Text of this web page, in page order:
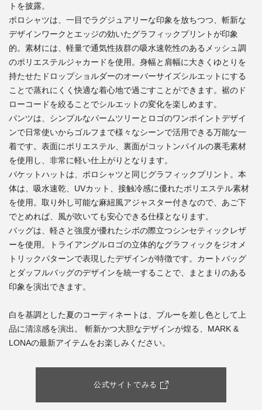
トを披露。
ポロシャツは、一目でラグジュアリーな印象を放ちつつ、斬新な
デザインワークとエッジの効いたグラフィックプリントが印象
的。素材には、軽量で通気性抜群の吸水速乾性のあるメッシュ調
のポリエステルジャカードを使用。身幅と肩幅に大きくゆとりを
持たせたドロップショルダーのオーバーサイズシルエットにする
ことで蒸れにくく快適な着心地で過ごすことができます。裾のド
ローコードを絞ることでシルエットの変化を楽しめます。
パンツは、シンプルなパームツリーとロゴのワンポイントデザイ
ンで日常使いからゴルフまで様々なシーンで活用できる万能な一
着です。表面にポリエステル、裏面がコットンパイルの裏毛素材
を使用し、非常に軽い仕上がりとなります。
バケットハットは、ポロシャツと同じグラフィックプリント。本
体は、吸水速乾、UVカット、接触冷感に優れたポリエステル素材
を使用。取り外し可能な麻紐風アジャスター付きなので、あご下
でとめれば、風が吹いても安心できる仕様となります。
バッグは、軽さと強度が優れたシボの際立つシンセティックレザ
ーを使用。トライアングルロゴの立体的なグラフィックをジオメ
トリックパターンで表現したデザインが特徴です。カートバッグ
とダッフルバッグのデザインを統一することで、まとまりのある
印象を演出できます。
白を基調とした夏のコーディネートは、ブルーを差し色として上
品に清涼感を演出。 斬新かつ大胆なデザインが煌る、MARK &
LONAの最新アイテムをお楽しみください。
公式サイトでみる